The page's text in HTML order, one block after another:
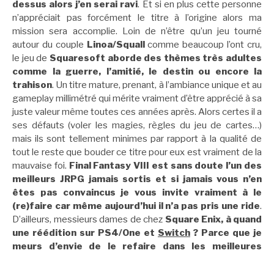
dessus alors j’en serai ravi. Et si en plus cette personne
n’appréciait pas forcément le titre à l’origine alors ma
mission sera accomplie. Loin de n’être qu’un jeu tourné
autour du couple Linoa/Squallcomme beaucoup l’ont cru,
le jeu de Squaresoft aborde des thèmes très adultes
comme la guerre, l’amitié, le destin ou encore la
trahison. Un titre mature, prenant, à l’ambiance unique et au
gameplay millimétré qui mérite vraiment d’être apprécié à sa
juste valeur même toutes ces années après. Alors certes il a
ses défauts (voler les magies, règles du jeu de cartes…)
mais ils sont tellement minimes par rapport à la qualité de
tout le reste que bouder ce titre pour eux est vraiment de la
mauvaise foi. Final Fantasy VIII est sans doute l’un des
meilleurs JRPG jamais sortis et si jamais vous n’en
êtes pas convaincus je vous invite vraiment à le
(re)faire car même aujourd’hui il n’a pas pris une ride.
D’ailleurs, messieurs dames de chez Square Enix, à quand
une réédition sur PS4/One et Switch ? Parce que je
meurs d’envie de le refaire dans les meilleures